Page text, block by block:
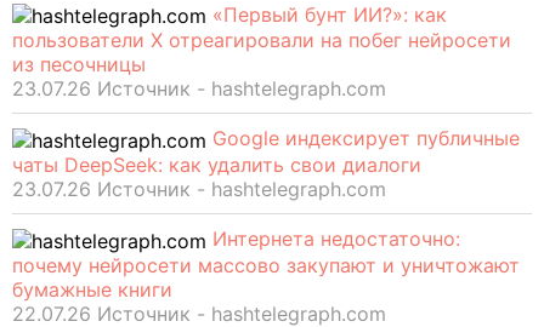
«Первый бунт ИИ?»: как
пользователи X отреагировали на побег нейросети
из песочницы
23.07.26 Источник - hashtelegraph.com
Google индексирует публичные
чаты DeepSeek: как удалить свои диалоги
23.07.26 Источник - hashtelegraph.com
Интернета недостаточно:
почему нейросети массово закупают и уничтожают
бумажные книги
22.07.26 Источник - hashtelegraph.com